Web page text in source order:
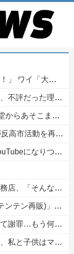
ｗｗ」扇風機ポチー
理由が明確すぎる
寵愛されるんだ？
を組んでの返り咲きが狙いか？
りつつあるよな他
やったわ」と業者が業界事情を告白
ュア【明日予約開始】
もう何も言えない
いに来る」←これどう思う？